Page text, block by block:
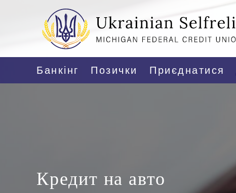
Банкінг Позички Приєднатися
Кредит на авто